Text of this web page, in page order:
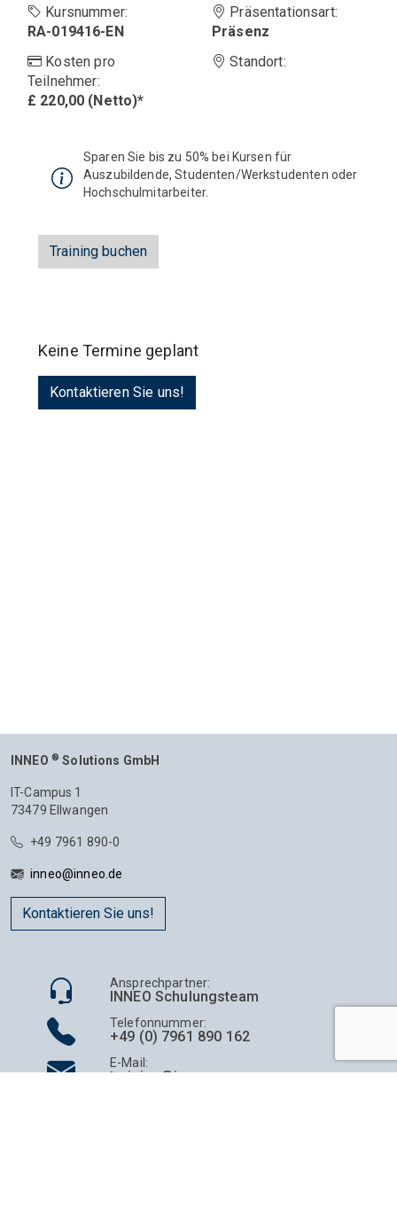
Kursnummer:
RA-019416-EN
Kosten pro
Teilnehmer:
£ 220,00 (Netto)*
Präsentationsart:
Präsenz
Standort:
Sparen Sie bis zu 50% bei Kursen für
Auszubildende, Studenten/Werkstudenten oder
Hochschulmitarbeiter.
Training buchen
Keine Termine geplant
Kontaktieren Sie uns!
INNEO ® Solutions GmbH
IT-Campus 1
73479 Ellwangen
+49 7961 890-0
inneo@inneo.de
Kontaktieren Sie uns!
Ansprechpartner:
INNEO Schulungsteam
Telefonnummer:
+49 (0) 7961 890 162
E-Mail:
training@inneo.com